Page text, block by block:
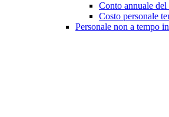
Conto annuale del
Costo personale
Personale non a tempo